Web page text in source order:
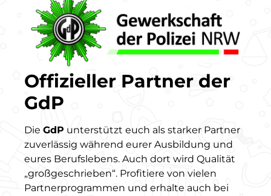
Offizieller Partner der
GdP
Die GdP unterstützt euch als starker Partner
zuverlässig während eurer Ausbildung und
eures Berufslebens. Auch dort wird Qualität
„großgeschrieben“. Profitiere von vielen
Partnerprogrammen und erhalte auch bei